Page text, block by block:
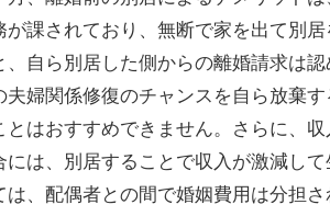
が課されており、無断で家を出て別
、自ら別居した側からの離婚請求は
夫婦関係修復のチャンスを自ら放棄
とはおすすめできません。さらに、
には、別居することで収入が激減し
は、配偶者との間で婚姻費用は分担